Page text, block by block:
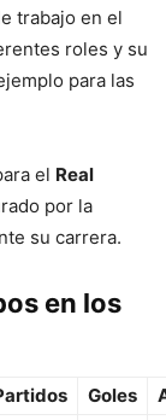
trabajo en el
roles y su
para las
el Real
por la
su carrera.
en los
Goles